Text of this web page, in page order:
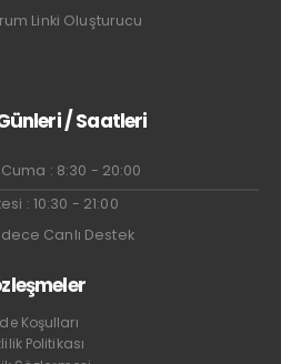
Linki Oluşturucu
/ Saatleri
: 8:30 - 20:00
: 10:30 - 21:00
Canlı Destek
Koşulları
Politikası